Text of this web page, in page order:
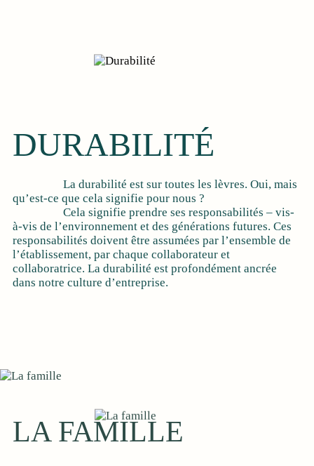
DURABILITÉ
La durabilité est sur toutes les lèvres. Oui, mais
qu’est-ce que cela signifie pour nous ?
Cela signifie prendre ses responsabilités – vis-
à-vis de l’environnement et des générations futures. Ces
responsabilités doivent être assumées par l’ensemble de
l’établissement, par chaque collaborateur et
collaboratrice. La durabilité est profondément ancrée
dans notre culture d’entreprise.
LA FAMILLE